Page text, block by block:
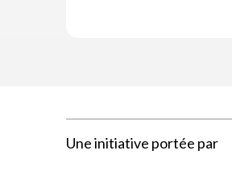
Une initiative portée par